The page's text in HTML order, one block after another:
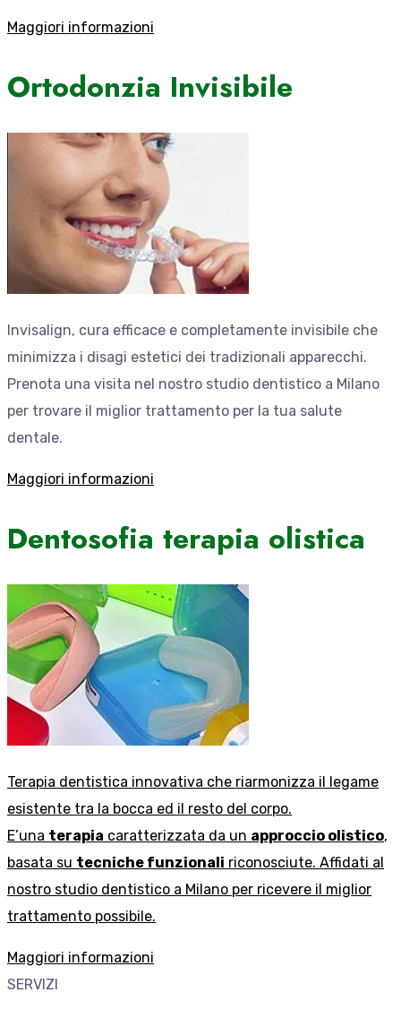
Maggiori informazioni
Ortodonzia Invisibile
Invisalign, cura efficace e completamente invisibile che
minimizza i disagi estetici dei tradizionali apparecchi.
Prenota una visita nel nostro studio dentistico a Milano
per trovare il miglior trattamento per la tua salute
dentale.
Maggiori informazioni
Dentosofia terapia olistica
Terapia dentistica innovativa che riarmonizza il legame
esistente tra la bocca ed il resto del corpo.
E’una terapia caratterizzata da un approccio olistico,
basata su tecniche funzionali riconosciute. Affidati al
nostro studio dentistico a Milano per ricevere il miglior
trattamento possibile.
Maggiori informazioni
SERVIZI